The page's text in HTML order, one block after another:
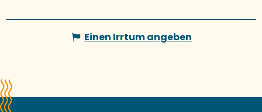
Einen Irrtum angeben